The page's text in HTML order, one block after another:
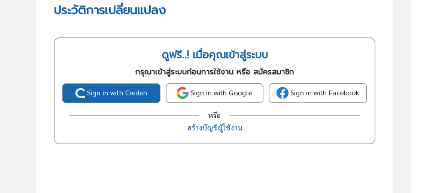
ประวัติการเปลี่ยนแปลง
ดูฟรี..! เมื่อคุณเข้าสู่ระบบ
กรุณาเข้าสู่ระบบก่อนการใช้งาน หรือ สมัครสมาชิก
Sign in with Creden Sign in with Google Sign in with Facebook
หรือ
สร้างบัญชีผู้ใช้งาน